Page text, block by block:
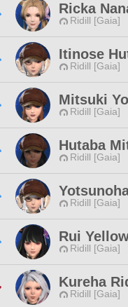
Ricka
Ridill [Gaia]
Itinose
Ridill [Gaia]
Mitsuki
Ridill [Gaia]
Hutaba
Ridill [Gaia]
Ridill [Gaia]
Rui
Ridill [Gaia]
Kureha
Ridill [Gaia]